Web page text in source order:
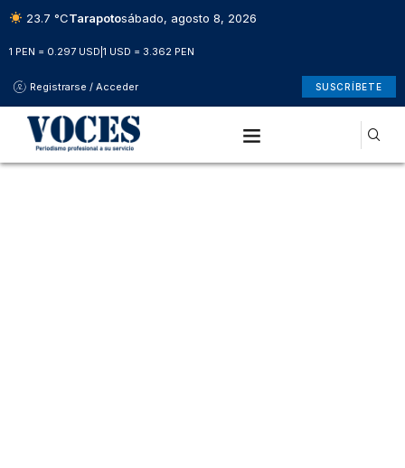
23.7 °CTarapotosábado, agosto 8, 2026
1 PEN = 0.297 USD 1 USD = 3.362 PEN
Registrarse / Acceder SUSCRÍBETE